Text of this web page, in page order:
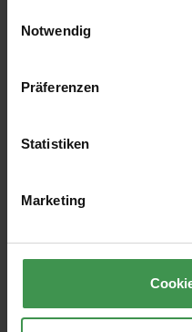
Notwendig
Präferenzen
Statistiken
Marketing
Tapete mit
harmonische
Farbverläufe und